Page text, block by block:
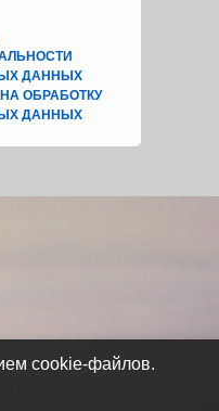
ДАННЫХ
ОБРАБОТКУ
ДАННЫХ
cookie-файлов.